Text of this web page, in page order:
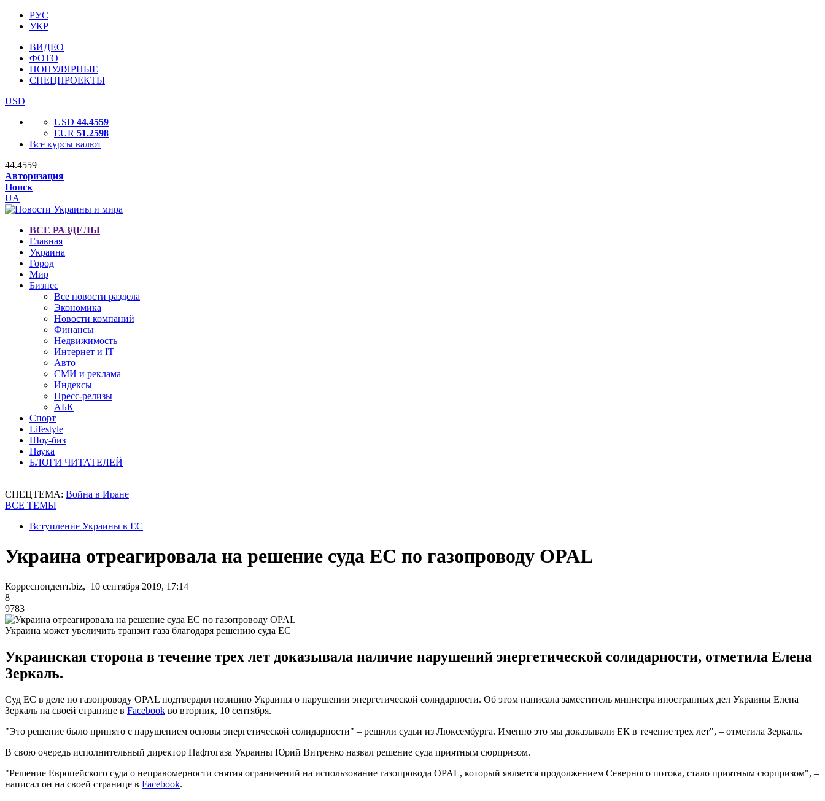
РУС
УКР
ВИДЕО
ФОТО
ПОПУЛЯРНЫЕ
СПЕЦПРОЕКТЫ
USD
USD 44.4559
EUR 51.2598
Все курсы валют
44.4559
Авторизация
Поиск
UA
ВСЕ РАЗДЕЛЫ
Главная
Украина
Город
Мир
Бизнес
Все новости раздела
Экономика
Новости компаний
Финансы
Недвижимость
Интернет и IT
Авто
СМИ и реклама
Индексы
Пресс-релизы
АБК
Спорт
Lifestyle
Шоу-биз
Наука
БЛОГИ ЧИТАТЕЛЕЙ
СПЕЦТЕМА: Война в Иране
ВСЕ ТЕМЫ
Вступление Украины в ЕС
Украина отреагировала на решение суда ЕС по газопроводу OPAL
Корреспондент.biz, 10 сентября 2019, 17:14
8
9783
Украина может увеличить транзит газа благодаря решению суда ЕС
Украинская сторона в течение трех лет доказывала наличие нарушений энергетической солидарности, отметила Елена
Зеркаль.
Суд ЕС в деле по газопроводу OPAL подтвердил позицию Украины о нарушении энергетической солидарности. Об этом написала заместитель министра иностранных дел Украины Елена
Зеркаль на своей странице в Facebook во вторник, 10 сентября.
"Это решение было принято с нарушением основы энергетической солидарности" – решили судьи из Люксембурга. Именно это мы доказывали ЕК в течение трех лет", – отметила Зеркаль.
В свою очередь исполнительный директор Нафтогаза Украины Юрий Витренко назвал решение суда приятным сюрпризом.
"Решение Европейского суда о неправомерности снятия ограничений на использование газопровода OPAL, который является продолжением Северного потока, стало приятным сюрпризом", –
написал он на своей странице в Facebook.